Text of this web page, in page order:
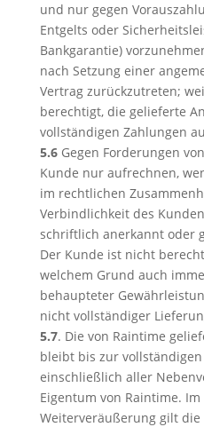
und nur gegen
Entgelts oder
Bankgarantie)
nach Setzung einer
Vertrag zurückzutreten;
berechtigt, die gelieferte
vollständigen Zahlungen
5.6Gegen Forderungen
Kunde nur aufrechnen,
im rechtlichen
Verbindlichkeit des
schriftlich anerkannt oder
Der Kunde ist nicht
welchem Grund auch
behaupteter
nicht vollständiger
5.7. Die von Raintime
bleibt bis zur
einschließlich aller
Eigentum von Raintime. Im
Weiterveräußerung gilt